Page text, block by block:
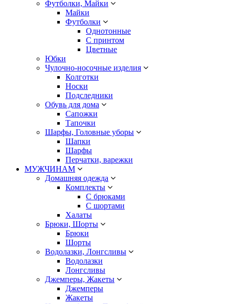
Футболки, Майки
Майки
Футболки
Однотонные
С принтом
Цветные
Юбки
Чулочно-носочные изделия
Колготки
Носки
Подследники
Обувь для дома
Сапожки
Тапочки
Шарфы, Головные уборы
Шапки
Шарфы
Перчатки, варежки
МУЖЧИНАМ
Домашняя одежда
Комплекты
С брюками
С шортами
Халаты
Брюки, Шорты
Брюки
Шорты
Водолазки, Лонгсливы
Водолазки
Лонгсливы
Джемперы, Жакеты
Джемперы
Жакеты